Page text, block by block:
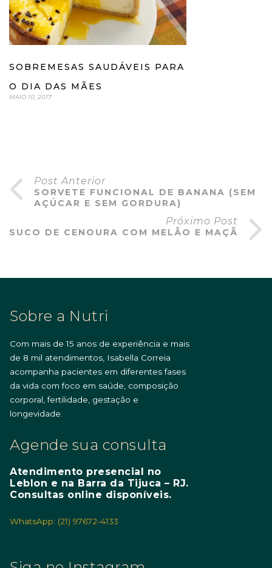
SOBREMESAS SAUDÁVEIS PARA
O DIA DAS MÃES
MAIO 10, 2017
Post Anterior
SORVETE FUNCIONAL DE BANANA (SEM
AÇÚCAR E SEM GORDURA)
Próximo Post
SUCO DE CENOURA COM MELÃO E MAÇÃ
Sobre a Nutri
Com mais de 15 anos de experiência e mais
de 8 mil atendimentos, Isabella Correia
acompanha pacientes em diferentes fases
da vida com foco em saúde, composição
corporal, fertilidade, gestação e
longevidade.
Agende sua consulta
Atendimento presencial no
Leblon e na Barra da Tijuca – RJ.
Consultas online disponíveis.
WhatsApp: (21) 97672-4133